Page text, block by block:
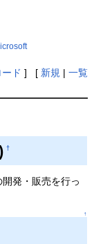
ード ] [ 新規 | 一覧
†
開発・販売を行っ
↑